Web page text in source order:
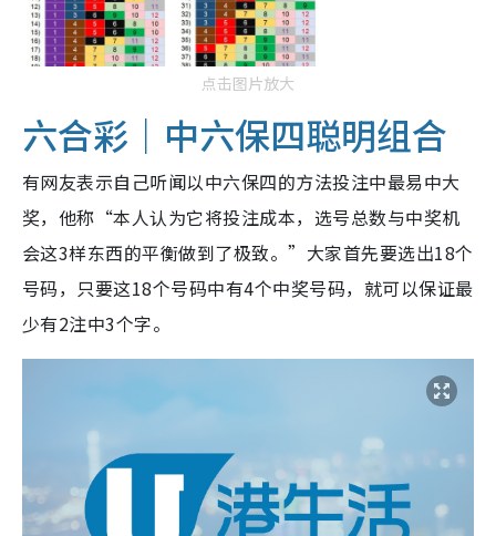
点击图片放大
六合彩｜中六保四聪明组合
有网友表示自己听闻以中六保四的方法投注中最易中大
奖，他称“本人认为它将投注成本，选号总数与中奖机
会这3样东西的平衡做到了极致。”大家首先要选出18个
号码，只要这18个号码中有4个中奖号码，就可以保证最
少有2注中3个字。